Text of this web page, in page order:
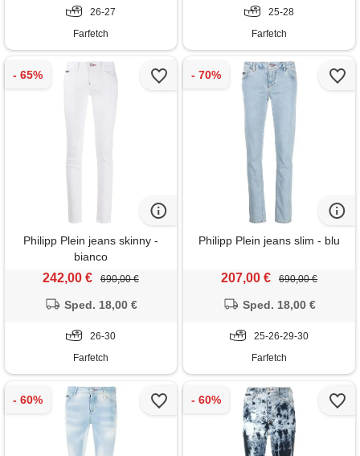
26-27
Farfetch
25-28
Farfetch
Philipp Plein jeans skinny -
bianco
242,00 € 690,00 €
Sped. 18,00 €
26-30
Farfetch
Philipp Plein jeans slim - blu
207,00 € 690,00 €
Sped. 18,00 €
25-26-29-30
Farfetch